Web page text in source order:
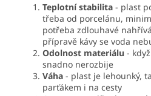
Teplotní stabilita - plast
třeba od porcelánu,
potřeba zdlouhavé
přípravě kávy se voda
Odolnost materiálu -
snadno nerozbije
Váha - plast je lehounký,
parťákem i na cesty